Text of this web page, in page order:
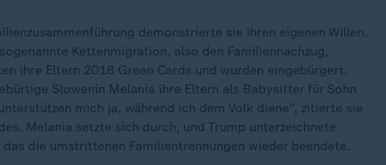
demonstrierte sie ihren eigenen Willen.
Kettenmigration, also den Familiennachzug,
ihre Eltern 2018 Green Cards und wurden eingebürgert.
Slowenin Melania ihre Eltern als Babysitter für Sohn
mich ja, während ich dem Volk diene", zitierte sie
Melania setzte sich durch, und Trump unterzeichnete
die umstrittenen Familientrennungen wieder beendete.